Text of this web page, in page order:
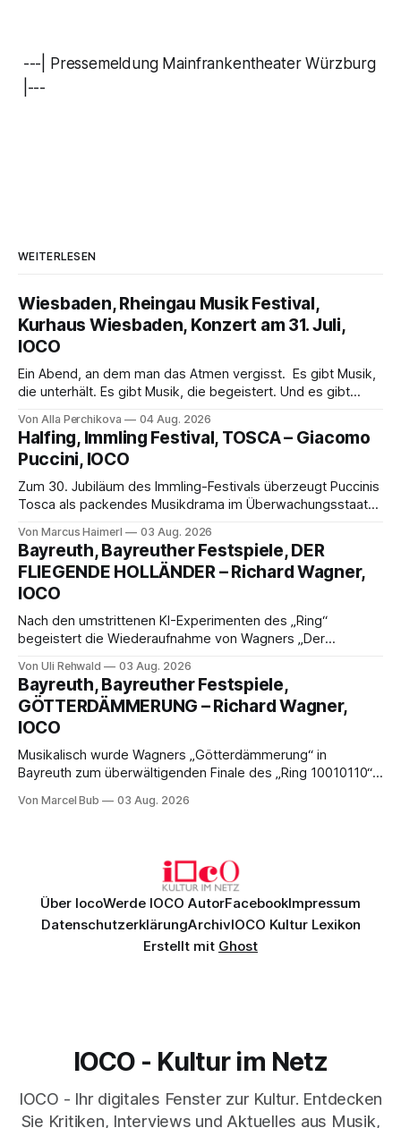
---| Pressemeldung Mainfrankentheater Würzburg
|---
WEITERLESEN
Wiesbaden, Rheingau Musik Festival,
Kurhaus Wiesbaden, Konzert am 31. Juli,
IOCO
Ein Abend, an dem man das Atmen vergisst. Es gibt Musik,
die unterhält. Es gibt Musik, die begeistert. Und es gibt
Genau so war der Abend im Kurhaus Wiesbaden, an dem
Johannes Brahms’ Erstes Klavierkonzert d-Moll op. 15 mit
Daniil
Von Alla Perchikova 04 Aug. 2026
Halfing, Immling Festival, TOSCA – Giacomo
Puccini, IOCO
Zum 30. Jubiläum des Immling-Festivals überzeugt Puccinis
Tosca als packendes Musikdrama im Überwachungsstaat
spannend und werkgetreu, getragen von starken Solisten,
eindrucksvollen Projektionen und einer klangvollen
musikalischen Leitung.
Von Marcus Haimerl 03 Aug. 2026
Bayreuth, Bayreuther Festspiele, DER
FLIEGENDE HOLLÄNDER – Richard Wagner,
IOCO
Nach den umstrittenen KI-Experimenten des „Ring“
begeistert die Wiederaufnahme von Wagners „Der
Musik und einem neuen Traumpaar: Elisabeth Teige und
Nicholas Brownlee sorgen für einen der Höhepunkte der
Bayreuther Festspiele 2026.
Von Uli Rehwald 03 Aug. 2026
Bayreuth, Bayreuther Festspiele,
GÖTTERDÄMMERUNG – Richard Wagner,
IOCO
Musikalisch wurde Wagners „Götterdämmerung“ in
Bayreuth zum überwältigenden Finale des „Ring 10010110“:
exzellentes Sängerensemble begeisterten. Die KI-geprägte
Von Marcel Bub 03 Aug. 2026
Über IocoWerde IOCO AutorFacebookImpressum
DatenschutzerklärungArchivIOCO Kultur Lexikon
Erstellt mit Ghost
IOCO - Kultur im Netz
IOCO - Ihr digitales Fenster zur Kultur. Entdecken
Sie Kritiken, Interviews und Aktuelles aus Musik,